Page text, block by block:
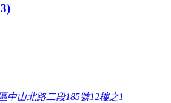
中山北路二段185號12樓之1